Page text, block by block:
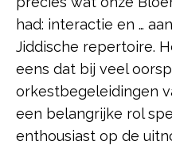
had: interactie en …
Jiddische repertoire.
eens dat bij veel
orkestbegeleidingen
een belangrijke rol
enthousiast op de